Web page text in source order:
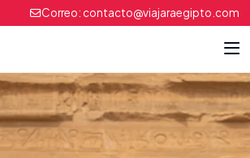
Correo: contacto@viajaraegipto.com